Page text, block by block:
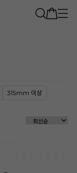
315mm 이상